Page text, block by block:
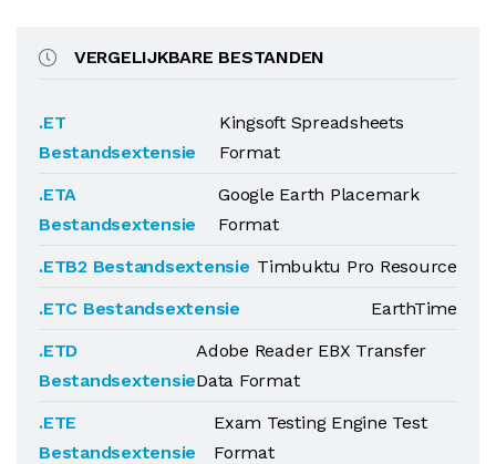
VERGELIJKBARE BESTANDEN
.ET
Bestandsextensie
Kingsoft Spreadsheets
Format
.ETA
Bestandsextensie
Google Earth Placemark
Format
.ETB2 Bestandsextensie Timbuktu Pro Resource
.ETC Bestandsextensie
EarthTime
.ETD
Bestandsextensie
Adobe Reader EBX Transfer
Data Format
.ETE
Bestandsextensie
Exam Testing Engine Test
Format